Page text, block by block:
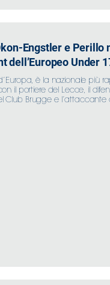
Engstler e Perillo
dell’Europeo Under
è la nazionale più
il portiere del Lecce, il
Club Brugge e l’attaccante